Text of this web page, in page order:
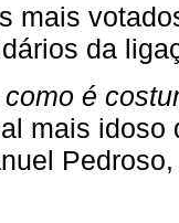
mais
da
como é
mais idoso